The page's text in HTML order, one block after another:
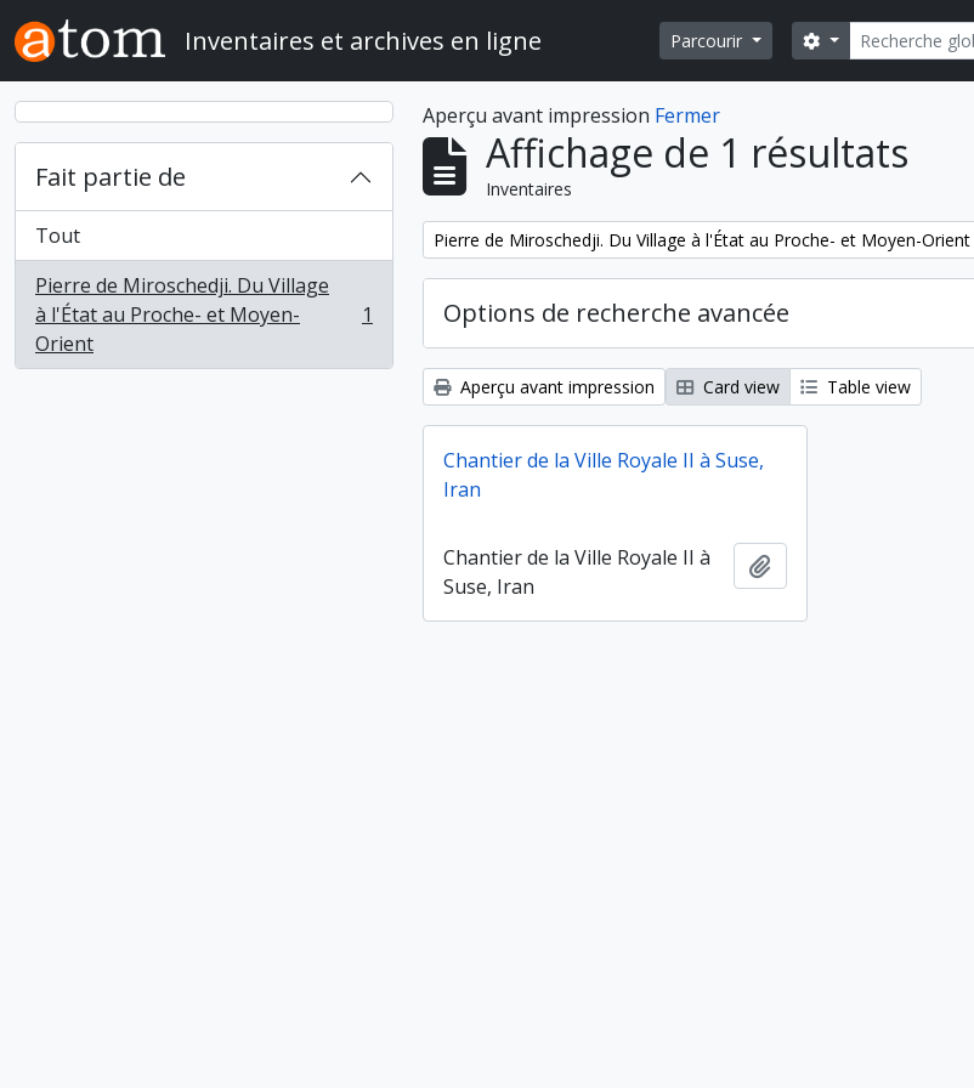
Skip to main content
Inventaires et archives en ligne Parcourir Rechercher
Search options
Fait partie de
Tout
Pierre de Miroschedji. Du Village
à l'État au Proche- et Moyen-
Orient
, 1 résultats 1
Aperçu avant impression Fermer
Affichage de 1 résultats
Inventaires
Remove filter:
Pierre de Miroschedji. Du Village à l'État au Proche- et Moyen-Orient
Options de recherche avancée
Aperçu avant impression Card view Table view
Chantier de la Ville Royale II à Suse,
Iran
Chantier de la Ville Royale II à
Suse, Iran